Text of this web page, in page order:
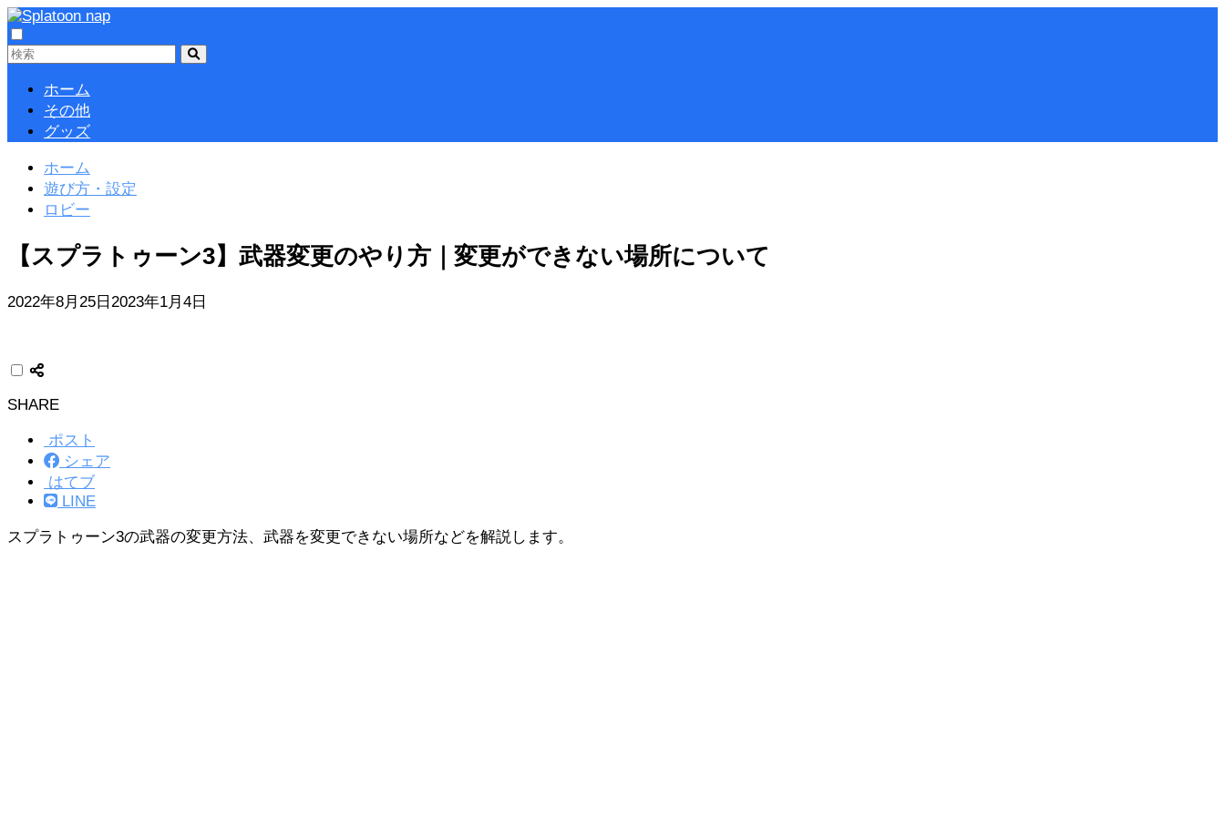
ホーム
その他
グッズ
ホーム
遊び方・設定
ロビー
【スプラトゥーン3】武器変更のやり方｜変更ができない場所について
2022年8月25日 2023年1月4日
SHARE
ポスト
シェア
はてブ
LINE
スプラトゥーン3の武器の変更方法、武器を変更できない場所などを解説します。